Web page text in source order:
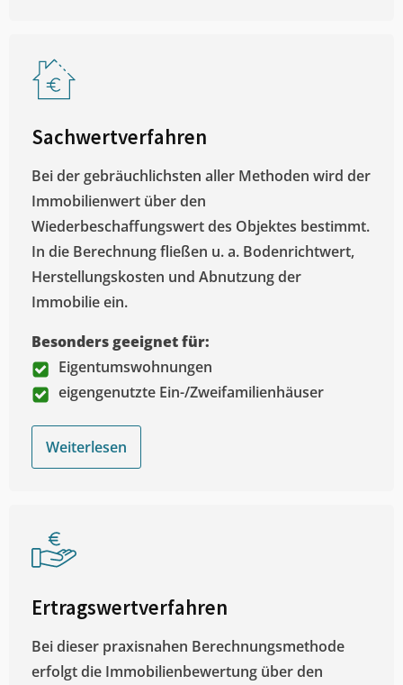
Sachwertverfahren
Bei der gebräuchlichsten aller Methoden wird der
Immobilienwert über den
Wiederbeschaffungswert des Objektes bestimmt.
In die Berechnung fließen u. a. Bodenrichtwert,
Herstellungskosten und Abnutzung der
Immobilie ein.
Besonders geeignet für:
Eigentumswohnungen
eigengenutzte Ein-/Zweifamilienhäuser
Weiterlesen
Ertragswertverfahren
Bei dieser praxisnahen Berechnungsmethode
erfolgt die Immobilienbewertung über den